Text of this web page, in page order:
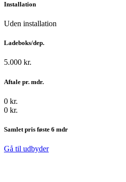
Installation
Uden installation
Ladeboks/dep.
5.000 kr.
Aftale pr. mdr.
0 kr.
0 kr.
Samlet pris føste 6 mdr
Gå til udbyder